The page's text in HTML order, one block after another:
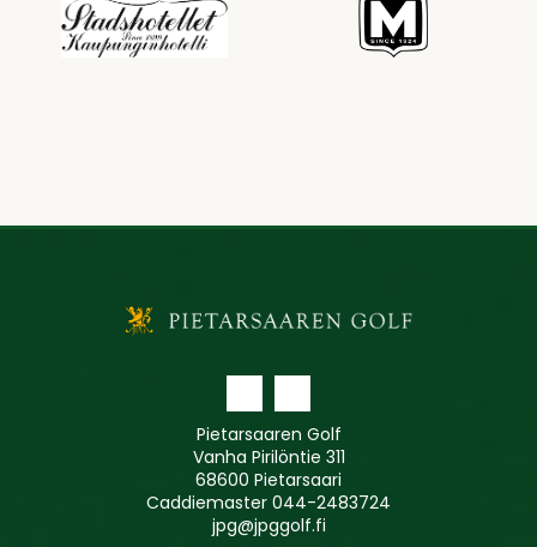
Pietarsaaren Golf
Vanha Pirilöntie 311
68600 Pietarsaari
Caddiemaster 044-2483724
jpg@jpggolf.fi